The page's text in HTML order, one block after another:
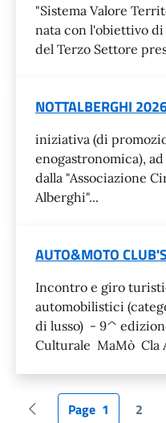
"Sistema Valore
nata con l'obiettivo
del Terzo Settore
NOTTALBERGHI
iniziativa (di
enogastronomica),
dalla "Associazione
Alberghi"...
AUTO&MOTO
Incontro e giro
automobilistici
di lusso) - 9^
Culturale MaMò Cla
Pagina precedente
Pagina attuale
Page 1 Page
2